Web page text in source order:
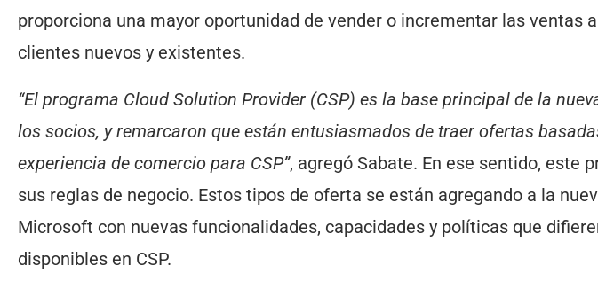
proporciona una mayor oportunidad de vender o incrementar las ventas
clientes nuevos y existentes.
“El programa Cloud Solution Provider (CSP) es la base principal de la
los socios, y remarcaron que están entusiasmados de traer ofertas
experiencia de comercio para CSP”, agregó Sabate. En ese sentido, este
sus reglas de negocio. Estos tipos de oferta se están agregando a la
Microsoft con nuevas funcionalidades, capacidades y políticas que
disponibles en CSP.